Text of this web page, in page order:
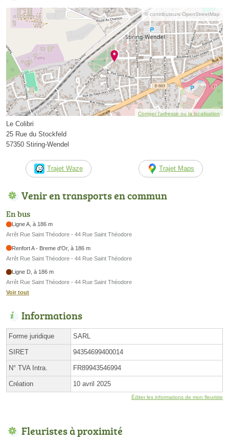
© contributeurs OpenStreetMap
Corriger l’adresse ou la localisation
Le Colibri
25 Rue du Stockfeld
57350 Stiring-Wendel
Trajet Waze Trajet Maps
Venir en transports en commun
En bus
Ligne A, à 186 m
Arrêt Rue Saint Théodore - 44 Rue Saint Théodore
Renfort A - Breme d'Or, à 186 m
Arrêt Rue Saint Théodore - 44 Rue Saint Théodore
Ligne D, à 186 m
Arrêt Rue Saint Théodore - 44 Rue Saint Théodore
Voir tout
Informations
Forme juridique SARL
SIRET 94354699400014
N° TVA Intra. FR89943546994
Création 10 avril 2025
Éditer les informations de mon fleuriste
Fleuristes à proximité